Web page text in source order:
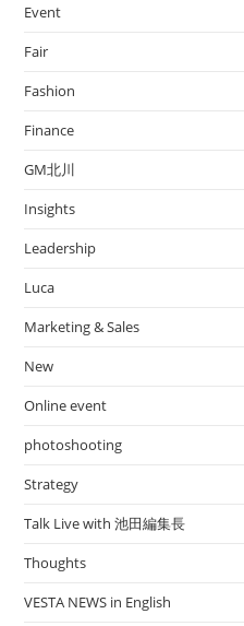
Event
Fair
Fashion
Finance
GM北川
Insights
Leadership
Luca
Marketing & Sales
New
Online event
photoshooting
Strategy
Talk Live with 池田編集長
Thoughts
VESTA NEWS in English